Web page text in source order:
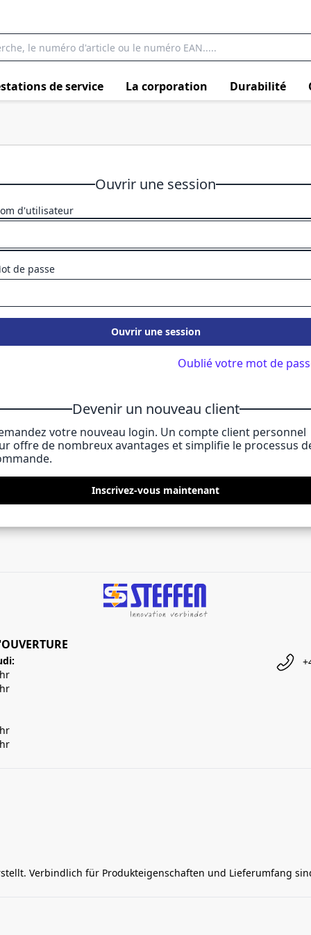
de service La corporation Durabilité
Ouvrir une session
d'utilisateur
de passe
Ouvrir une session
Oublié votre mot de
Devenir un nouveau client
votre nouveau login. Un compte client personnel
offre de nombreux avantages et simplifie le processus
Inscrivez-vous maintenant
Verbindlich für Produkteigenschaften und Lieferumfang